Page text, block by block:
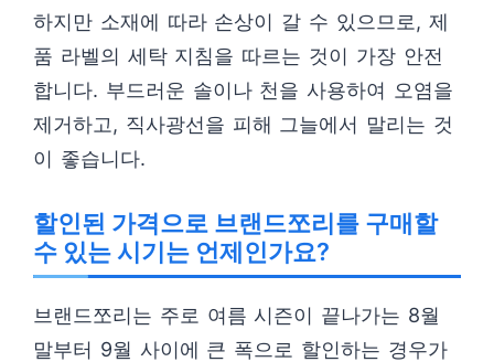
하지만 소재에 따라 손상이 갈 수 있으므로, 제
품 라벨의 세탁 지침을 따르는 것이 가장 안전
합니다. 부드러운 솔이나 천을 사용하여 오염을
제거하고, 직사광선을 피해 그늘에서 말리는 것
이 좋습니다.
할인된 가격으로 브랜드쪼리를 구매할
수 있는 시기는 언제인가요?
브랜드쪼리는 주로 여름 시즌이 끝나가는 8월
말부터 9월 사이에 큰 폭으로 할인하는 경우가